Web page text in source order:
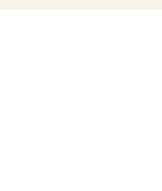
Zoeken